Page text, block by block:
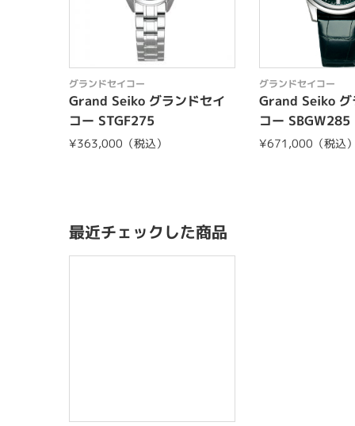
グランドセイコー
Grand Seiko グランドセイ
コー STGF275
¥363,000（税込）
グランドセイコー
Grand Seiko グ
コー SBGW285
¥671,000（税込
最近チェックした商品